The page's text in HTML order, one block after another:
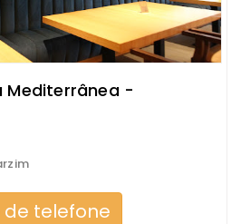
Mediterrânea -
telefone